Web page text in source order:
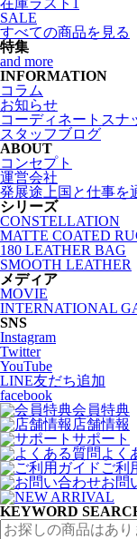
在庫ラスト1
SALE
すべての商品を見る
特集
and more
INFORMATION
コラム
お知らせ
コーディネートスナ
スタッフブログ
ABOUT
コンセプト
運営会社
発展途上国と仕事を
シリーズ
CONSTELLATION
MATTE COATED
180 LEATHER BAG
SMOOTH LEATHER
メディア
MOVIE
INTERNATIONAL
SNS
Instagram
Twitter
YouTube
LINE友だち追加
facebook
会員特典
店舗情報
サポート
よく
ご利
お問
KEYWORD